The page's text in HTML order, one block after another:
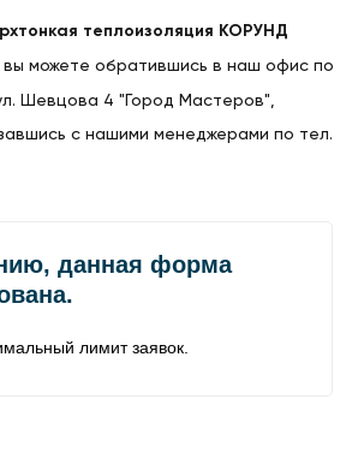
теплоизоляция КОРУНД
вы можете обратившись в наш офис по
Шевцова 4 "Город Мастеров",
с нашими менеджерами по тел.